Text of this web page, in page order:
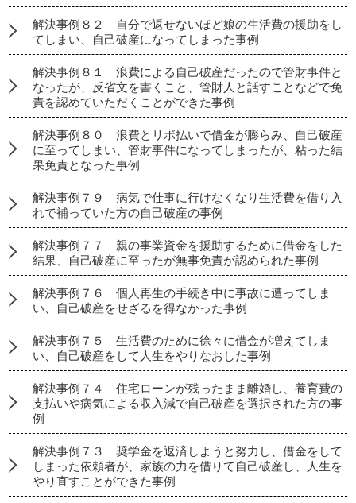
解決事例８２ 自分で返せないほど娘の生活費の援助をし
てしまい、自己破産になってしまった事例
解決事例８１ 浪費による自己破産だったので管財事件と
なったが、反省文を書くこと、管財人と話すことなどで免
責を認めていただくことができた事例
解決事例８０ 浪費とリボ払いで借金が膨らみ、自己破産
に至ってしまい、管財事件になってしまったが、粘った結
果免責となった事例
解決事例７９ 病気で仕事に行けなくなり生活費を借り入
れで補っていた方の自己破産の事例
解決事例７７ 親の事業資金を援助するために借金をした
結果、自己破産に至ったが無事免責が認められた事例
解決事例７６ 個人再生の手続き中に事故に遭ってしま
い、自己破産をせざるを得なかった事例
解決事例７５ 生活費のために徐々に借金が増えてしま
い、自己破産をして人生をやりなおした事例
解決事例７４ 住宅ローンが残ったまま離婚し、養育費の
支払いや病気による収入減で自己破産を選択された方の事
例
解決事例７３ 奨学金を返済しようと努力し、借金をして
しまった依頼者が、家族の力を借りて自己破産し、人生を
やり直すことができた事例